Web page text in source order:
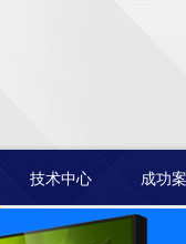
技术中心 成功